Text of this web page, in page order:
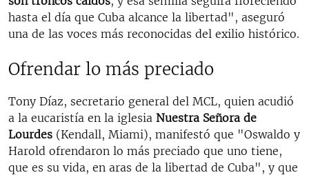
hasta el día que Cuba alcance la libertad", aseguró
una de las voces más reconocidas del exilio histórico.
Ofrendar lo más preciado
Tony Díaz, secretario general del MCL, quien acudió
a la eucaristía en la iglesia Nuestra Señora de
Lourdes (Kendall, Miami), manifestó que "Oswaldo y
Harold ofrendaron lo más preciado que uno tiene,
que es su vida, en aras de la libertad de Cuba", y que